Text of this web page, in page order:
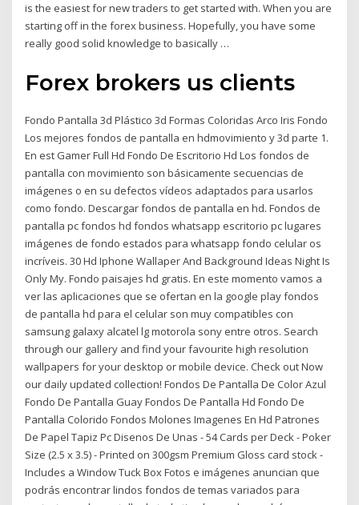
is the easiest for new traders to get started with. When you are
starting off in the forex business. Hopefully, you have some
really good solid knowledge to basically …
Forex brokers us clients
Fondo Pantalla 3d Plástico 3d Formas Coloridas Arco Iris Fondo
Los mejores fondos de pantalla en hdmovimiento y 3d parte 1.
En est Gamer Full Hd Fondo De Escritorio Hd Los fondos de
pantalla con movimiento son básicamente secuencias de
imágenes o en su defectos vídeos adaptados para usarlos
como fondo. Descargar fondos de pantalla en hd. Fondos de
pantalla pc fondos hd fondos whatsapp escritorio pc lugares
imágenes de fondo estados para whatsapp fondo celular os
incríveis. 30 Hd Iphone Wallaper And Background Ideas Night Is
Only My. Fondo paisajes hd gratis. En este momento vamos a
ver las aplicaciones que se ofertan en la google play fondos
de pantalla hd para el celular son muy compatibles con
samsung galaxy alcatel lg motorola sony entre otros. Search
through our gallery and find your favourite high resolution
wallpapers for your desktop or mobile device. Check out Now
our daily updated collection! Fondos De Pantalla De Color Azul
Fondo De Pantalla Guay Fondos De Pantalla Hd Fondo De
Pantalla Colorido Fondos Molones Imagenes En Hd Patrones
De Papel Tapiz Pc Disenos De Unas - 54 Cards per Deck - Poker
Size (2.5 x 3.5) - Printed on 300gsm Premium Gloss card stock -
Includes a Window Tuck Box Fotos e imágenes anuncian que
podrás encontrar lindos fondos de temas variados para